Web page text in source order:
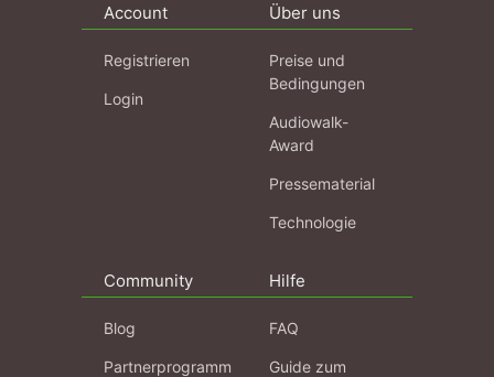
Account
Registrieren
Login
Über uns
Preise und
Bedingungen
Audiowalk-
Award
Pressematerial
Technologie
Community
Blog
Partnerprogramm
Hilfe
FAQ
Guide zum